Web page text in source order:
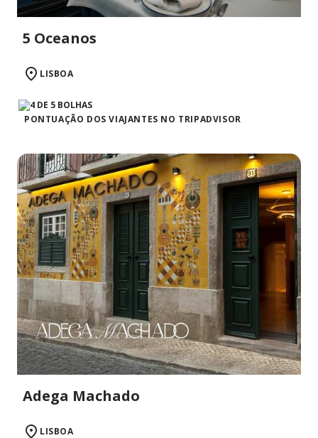
5 Oceanos
LISBOA
PONTUAÇÃO DOS VIAJANTES NO TRIPADVISOR
Adega Machado
LISBOA